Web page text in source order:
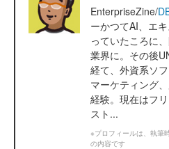
EnterpriseZine/
ーかつてAI、エ
っていたころに
業界に。その後
経て、外資系ソ
マーケティング
経験。現在はフ
スト...
※プロフィールは、執筆
の内容です